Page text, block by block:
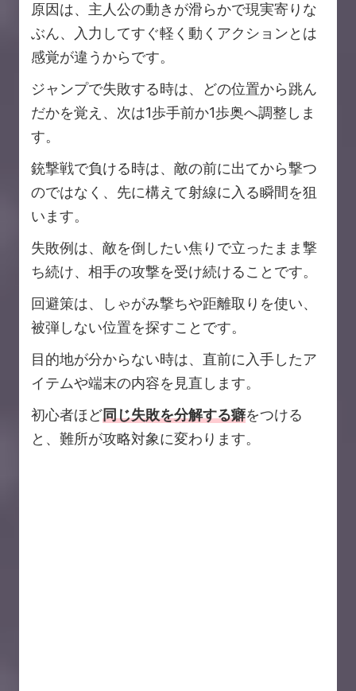
原因は、主人公の動きが滑らかで現実寄りな
ぶん、入力してすぐ軽く動くアクションとは
感覚が違うからです。
ジャンプで失敗する時は、どの位置から跳ん
だかを覚え、次は1歩手前か1歩奥へ調整しま
す。
銃撃戦で負ける時は、敵の前に出てから撃つ
のではなく、先に構えて射線に入る瞬間を狙
います。
失敗例は、敵を倒したい焦りで立ったまま撃
ち続け、相手の攻撃を受け続けることです。
回避策は、しゃがみ撃ちや距離取りを使い、
被弾しない位置を探すことです。
目的地が分からない時は、直前に入手したア
イテムや端末の内容を見直します。
初心者ほど同じ失敗を分解する癖をつける
と、難所が攻略対象に変わります。